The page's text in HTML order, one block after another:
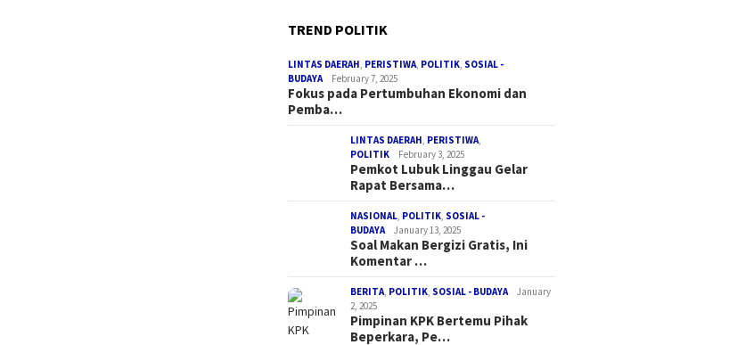
TREND POLITIK
LINTAS DAERAH, PERISTIWA, POLITIK, SOSIAL -
BUDAYA
February 7, 2025
Fokus pada Pertumbuhan Ekonomi dan
Pemba…
LINTAS DAERAH, PERISTIWA,
POLITIK
February 3, 2025
Pemkot Lubuk Linggau Gelar
Rapat Bersama…
NASIONAL, POLITIK, SOSIAL -
BUDAYA
January 13, 2025
Soal Makan Bergizi Gratis, Ini
Komentar …
BERITA, POLITIK, SOSIAL - BUDAYA
January
2, 2025
Pimpinan KPK Bertemu Pihak
Beperkara, Pe…